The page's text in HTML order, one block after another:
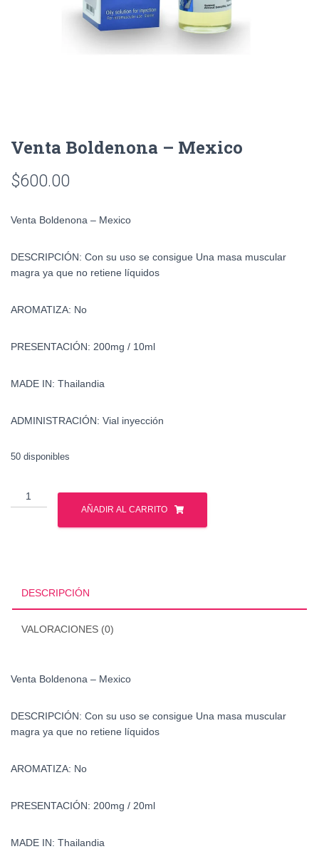
Venta Boldenona – Mexico
$600.00
Venta Boldenona – Mexico
DESCRIPCIÓN: Con su uso se consigue Una masa muscular
magra ya que no retiene líquidos
AROMATIZA: No
PRESENTACIÓN: 200mg / 10ml
MADE IN: Thailandia
ADMINISTRACIÓN: Vial inyección
50 disponibles
Venta
Boldenona
AÑADIR AL CARRITO
DESCRIPCIÓN
VALORACIONES (0)
Venta Boldenona – Mexico
DESCRIPCIÓN: Con su uso se consigue Una masa muscular
magra ya que no retiene líquidos
AROMATIZA: No
PRESENTACIÓN: 200mg / 20ml
MADE IN: Thailandia